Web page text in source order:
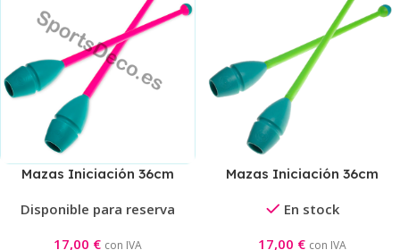
Mazas Iniciación 36cm
Disponible para reserva
17,00 € con IVA
Mazas Iniciación 36cm
En stock
17,00 € con IVA